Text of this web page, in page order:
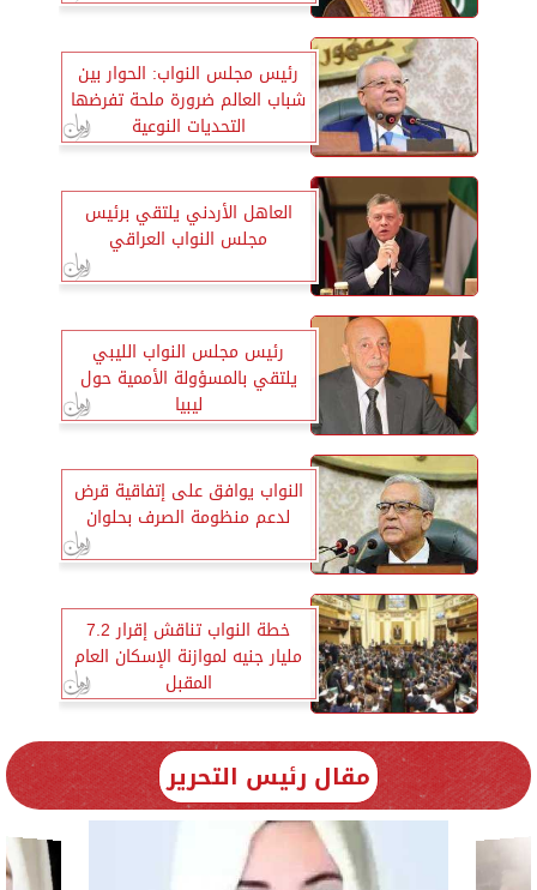
رئيس مجلس النواب: الحوار بين
شباب العالم ضرورة ملحة تفرضها
التحديات النوعية
العاهل الأردني يلتقي برئيس
مجلس النواب العراقي
رئيس مجلس النواب الليبي
يلتقي بالمسؤولة الأممية حول
ليبيا
النواب يوافق على إتفاقية قرض
لدعم منظومة الصرف بحلوان
خطة النواب تناقش إقرار 7.2
مليار جنيه لموازنة الإسكان العام
المقبل
مقال رئيس التحرير